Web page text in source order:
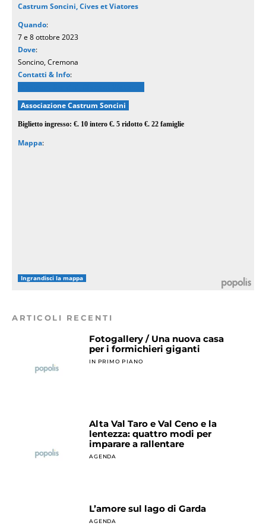
Castrum Soncini, Cives et Viatores
Quando:
7 e 8 ottobre 2023
Dove:
Soncino, Cremona
Contatti & Info:
Associazione Castrum Soncini
Biglietto ingresso: €. 10 intero €. 5 ridotto €. 22 famiglie
Mappa:
Ingrandisci la mappa
ARTICOLI RECENTI
Fotogallery / Una nuova casa
per i formichieri giganti
IN PRIMO PIANO
Alta Val Taro e Val Ceno e la
lentezza: quattro modi per
imparare a rallentare
AGENDA
L’amore sul lago di Garda
AGENDA